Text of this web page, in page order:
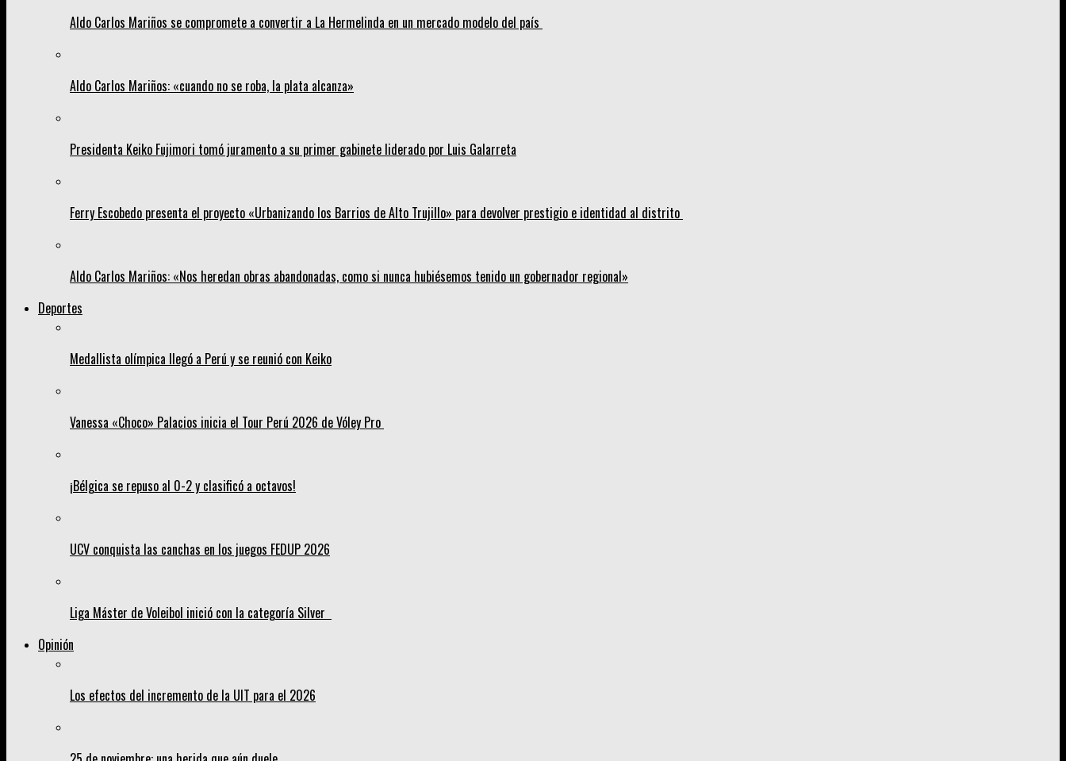
Aldo Carlos Mariños se compromete a convertir a La Hermelinda en un mercado modelo del país
Aldo Carlos Mariños: «cuando no se roba, la plata alcanza»
Presidenta Keiko Fujimori tomó juramento a su primer gabinete liderado por Luis Galarreta
Ferry Escobedo presenta el proyecto «Urbanizando los Barrios de Alto Trujillo» para devolver prestigio e identidad al distrito
Aldo Carlos Mariños: «Nos heredan obras abandonadas, como si nunca hubiésemos tenido un gobernador regional»
Deportes
Medallista olímpica llegó a Perú y se reunió con Keiko
Vanessa «Choco» Palacios inicia el Tour Perú 2026 de Vóley Pro
¡Bélgica se repuso al 0-2 y clasificó a octavos!
UCV conquista las canchas en los juegos FEDUP 2026
Liga Máster de Voleibol inició con la categoría Silver
Opinión
Los efectos del incremento de la UIT para el 2026